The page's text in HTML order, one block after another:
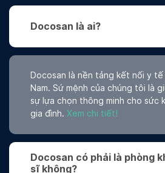
Docosan là ai?
Docosan là nền tảng kết nối y
Nam. Sứ mệnh của chúng tôi là
sự lựa chọn thông minh cho sức
gia đình. Xem chi tiết!
Docosan có phải là phòng
sĩ không?